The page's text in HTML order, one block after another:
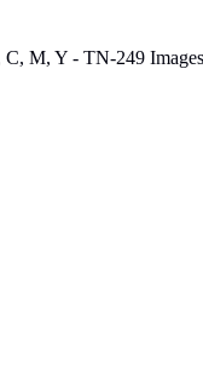
M, Y - TN-249 Images